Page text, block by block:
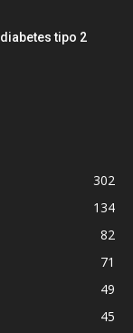
tipo 2
302
134
82
71
49
45